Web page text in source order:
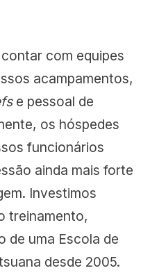
com equipes
acampamentos,
e pessoal de
os hóspedes
funcionários
ainda mais forte
Investimos
treinamento,
de uma Escola de
desde 2005.